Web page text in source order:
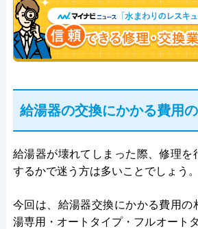
給湯器の交換にかかる費用
給湯器が壊れてしまった際、修理を
するかで迷う方は多いことでしょう。
今回は、給湯器交換にかかる費用の
湯専用・オートタイプ・フルオート